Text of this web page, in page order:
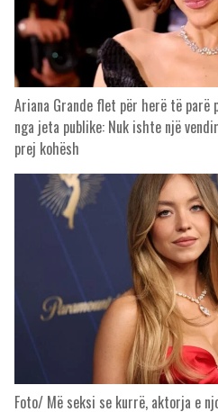
Ariana Grande flet për herë të parë
nga jeta publike: Nuk ishte një
prej kohësh
Foto/ Më seksi se kurrë, aktorja e